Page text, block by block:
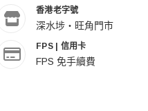
香港老字號
深水埗・旺角門市
FPS | 信用卡
FPS 免手續費